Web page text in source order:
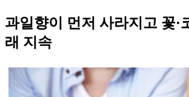
과일향이 먼저 사라지고 꽃·
래 지속